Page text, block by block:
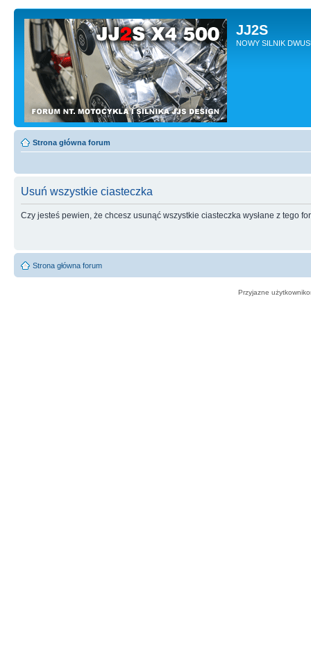
JJ2S
NOWY SILNIK
Strona główna forum
Usuń wszystkie ciasteczka
Czy jesteś pewien, że chcesz usunąć wszystkie ciasteczka wysłane z tego
Strona główna forum
Przyjazne